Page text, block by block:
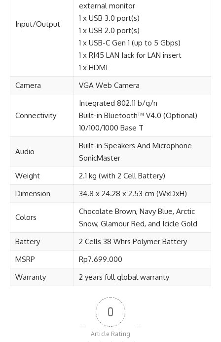
Input/Output
external monitor
1 x USB 3.0 port(s)
1 x USB 2.0 port(s)
1 x USB-C Gen 1 (up to 5 Gbps)
1 x RJ45 LAN Jack for LAN insert
1 x HDMI
Camera
VGA Web Camera
Connectivity
Integrated 802.11 b/g/n
Built-in Bluetooth™ V4.0 (Optional)
10/100/1000 Base T
Audio
Built-in Speakers And Microphone
SonicMaster
Weight
2.1 kg (with 2 Cell Battery)
Dimension
34.8 x 24.28 x 2.53 cm (WxDxH)
Colors
Chocolate Brown, Navy Blue, Arctic
Snow, Glamour Red, and Icicle Gold
Battery
2 Cells 38 Whrs Polymer Battery
MSRP
Rp7.699.000
Warranty
2 years full global warranty
0
Article Rating